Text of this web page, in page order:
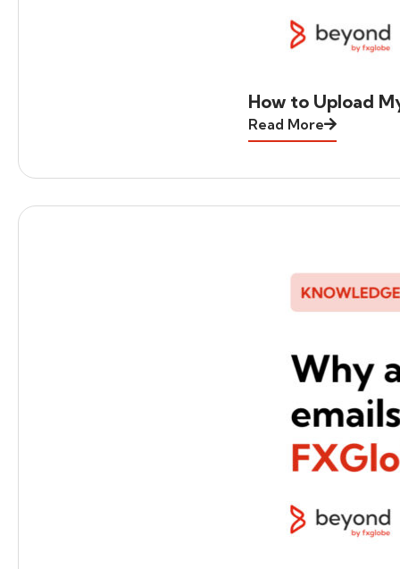
How to Upload
Read More